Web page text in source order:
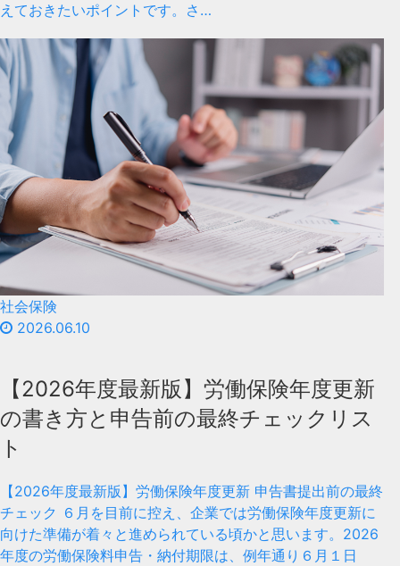
えておきたいポイントです。さ…
社会保険
2026.06.10
【2026年度最新版】労働保険年度更新
の書き方と申告前の最終チェックリス
ト
【2026年度最新版】労働保険年度更新 申告書提出前の最終
チェック ６月を目前に控え、企業では労働保険年度更新に
向けた準備が着々と進められている頃かと思います。2026
年度の労働保険料申告・納付期限は、例年通り６月１日